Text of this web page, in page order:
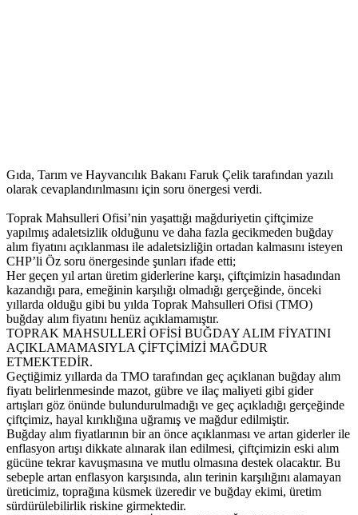
Gıda, Tarım ve Hayvancılık Bakanı Faruk Çelik tarafından yazılı
olarak cevaplandırılmasını için soru önergesi verdi.
Toprak Mahsulleri Ofisi’nin yaşattığı mağduriyetin çiftçimize
yapılmış adaletsizlik olduğunu ve daha fazla gecikmeden buğday
alım fiyatını açıklanması ile adaletsizliğin ortadan kalmasını isteyen
CHP’li Öz soru önergesinde şunları ifade etti;
Her geçen yıl artan üretim giderlerine karşı, çiftçimizin hasadından
kazandığı para, emeğinin karşılığı olmadığı gerçeğinde, önceki
yıllarda olduğu gibi bu yılda Toprak Mahsulleri Ofisi (TMO)
buğday alım fiyatını henüz açıklamamıştır.
TOPRAK MAHSULLERİ OFİSİ BUĞDAY ALIM FİYATINI
AÇIKLAMAMASIYLA ÇİFTÇİMİZİ MAĞDUR
ETMEKTEDİR.
Geçtiğimiz yıllarda da TMO tarafından geç açıklanan buğday alım
fiyatı belirlenmesinde mazot, gübre ve ilaç maliyeti gibi gider
artışları göz önünde bulundurulmadığı ve geç açıkladığı gerçeğinde
çiftçimiz, hayal kırıklığına uğramış ve mağdur edilmiştir.
Buğday alım fiyatlarının bir an önce açıklanması ve artan giderler ile
enflasyon artışı dikkate alınarak ilan edilmesi, çiftçimizin eski alım
gücüne tekrar kavuşmasına ve mutlu olmasına destek olacaktır. Bu
sebeple artan enflasyon karşısında, alın terinin karşılığını alamayan
üreticimiz, toprağına küsmek üzeredir ve buğday ekimi, üretim
sürdürülebilirlik riskine girmektedir.